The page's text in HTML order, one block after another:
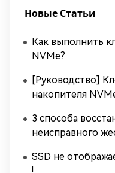
Новые Статьи
Как выполнить
NVMe?
[Руководство]
накопителя
3 способа
неисправного
SSD не